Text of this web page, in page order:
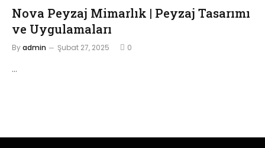
Nova Peyzaj Mimarlık | Peyzaj Tasarımı
ve Uygulamaları
Byadmin Şubat 27, 2025 0
…